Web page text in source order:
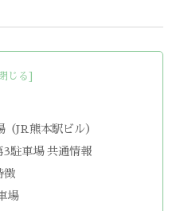
JR熊本駅ビル）
3駐車場 共通情報
徴
場